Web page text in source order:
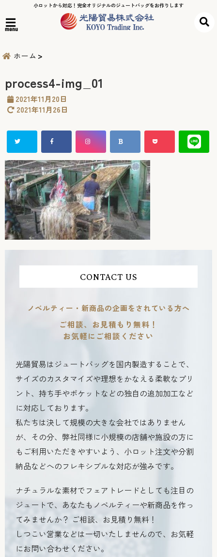
小ロットから対応！完全オリジナルのジュートバッグをお作りします
menu
ホーム
process4-img_01
2021年11月20日
2021年11月26日
CONTACT US
ノベルティー・新商品の企画をされている方へ
ご相談、お見積もり無料！
お気軽にご相談ください
光陽貿易はジュートバッグを国内製造することで、
サイズのカスタマイズや理想をかなえる柔軟なプリ
ント、持ち手やポケットなどの独自の追加加工など
に対応しております。
私たちは決して規模の大きな会社ではありません
が、その分、弊社同様に小規模の店舗や施設の方に
もご利用いただきやすいよう、小ロット注文や分割
納品などへのフレキシブルな対応が強みです。
ナチュラルな素材でフェアトレードとしても注目の
ジュートで、あなたもノベルティーや新商品を作っ
てみませんか？ ご相談、お見積り無料！
しつこい営業などは一切いたしませんので、お気軽
にお問い合わせください。